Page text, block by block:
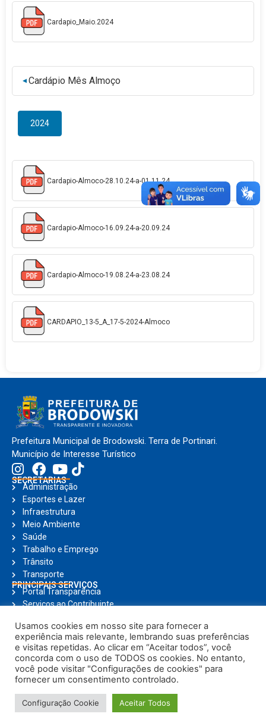
Cardapio_Maio.2024
▼Cardápio Mês Almoço
2024
Cardapio-Almoco-28.10.24-a-01.11.24
Cardapio-Almoco-16.09.24-a-20.09.24
Cardapio-Almoco-19.08.24-a-23.08.24
CARDAPIO_13-5_A_17-5-2024-Almoco
Prefeitura Municipal de Brodowski. Terra de Portinari.
Município de Interesse Turístico
SECRETARIAS
Administração
Esportes e Lazer
Infraestrutura
Meio Ambiente
Saúde
Trabalho e Emprego
Trânsito
Transporte
PRINCIPAIS SERVIÇOS
Portal Transparência
Serviços ao Contribuinte
Ouvidoria
Holerite Online
Compras Online
Notícias
© Copyright 2025, Todos os direitos reservados | Prefeitura Municipal de
Usamos cookies em nosso site para fornecer a
experiência mais relevante, lembrando suas preferências
e visitas repetidas. Ao clicar em “Aceitar todos”, você
concorda com o uso de TODOS os cookies. No entanto,
você pode visitar "Configurações de cookies" para
fornecer um consentimento controlado.
Configuração Cookie Aceitar Todos